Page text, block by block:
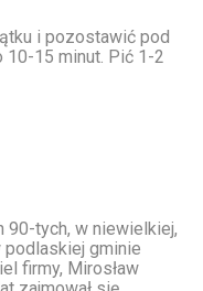
i pozostawić pod
10-15 minut. Pić 1-2
90-tych, w niewielkiej,
gminie
firmy, Mirosław